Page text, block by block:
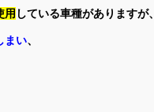
用 している車種がありますが、
まい、